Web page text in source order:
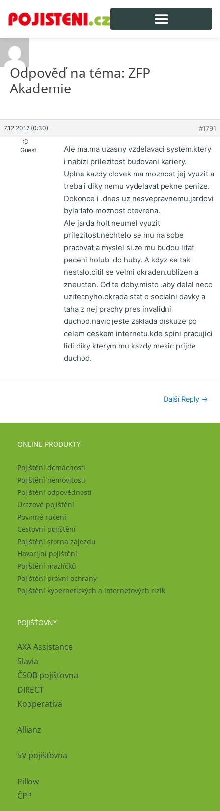
Odpověď na téma: ZFP
Akademie
7.12.2012 (0:30) #1791
:D
Guest
Ale ma.ma uzasny vzdelavaci system.ktery
i nabizi prilezitost budovani kariery.
Uplne kazdy clovek ma moznost jej vyuzit a
treba i diky nemu vydelavat pekne penize.
Dokonce i .dnes uz nesvepravnemu.jardovi
byla tato moznost otevrena.
Ale jarda holt neumel vyuzit
prilezitost.nechtelo se mu na sobe
pracovat a myslel si.ze mu budou litat
peceni holubi do huby. A kdyz se tak
nestalo.citil se velmi okraden.ublizen a
zneucten. Od te doby.misto .aby delal neco
uzitecnyho.okrada stat o socialni davky a
taha z nej prachy pres invalidni
duchod.navic jeste zaklada diskuze po
celem ceskem internetu.kde spini pracujici
lidi.diky kterym mu kazdy mesic prijde
duchod.
Další Reply →
ONLINE PRODUKTY
Pojištění domácnosti
Pojištění nemovitosti
Pojištění odpovědnosti
Úrazové pojištění
Povinné ručení
Cestovní pojištění
Pojištění storna zájezdu
Havarijní pojištění
Pojištění mazlíčků
Pojištění právní ochrany
Pojištění kybernetických a internetových rizik
POJIŠŤOVNY
AXA Assistance
Slavia
ČSOB pojišťovna
DIRECT
Kooperativa
Allianz
SV pojišťovna
Pillow
ČPP